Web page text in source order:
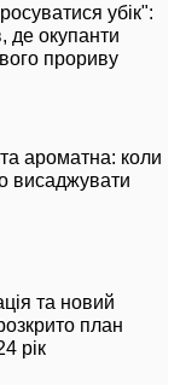
убік":
де окупанти
прориву
ароматна: коли
висаджувати
та новий
план
рік